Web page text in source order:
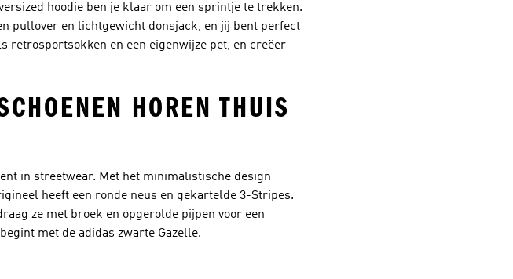
hoodie ben je klaar om een sprintje te trekken.
pullover en lichtgewicht donsjack, en jij bent perfect
retrosportsokken en een eigenwijze pet, en creëer
HOREN THUIS
in streetwear. Met het minimalistische design
heeft een ronde neus en gekartelde 3-Stripes.
ze met broek en opgerolde pijpen voor een
met de adidas zwarte Gazelle.